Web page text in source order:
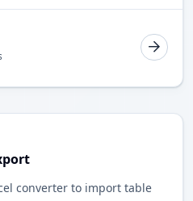
converter to import table